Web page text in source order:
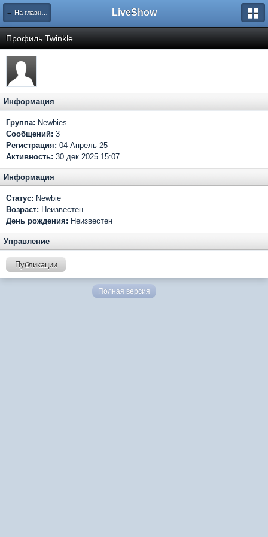
← На главную LiveShow
Профиль Twinkle
Информация
Группа: Newbies
Сообщений: 3
Регистрация: 04-Апрель 25
Активность: 30 дек 2025 15:07
Информация
Статус: Newbie
Возраст: Неизвестен
День рождения: Неизвестен
Управление
Публикации
Полная версия